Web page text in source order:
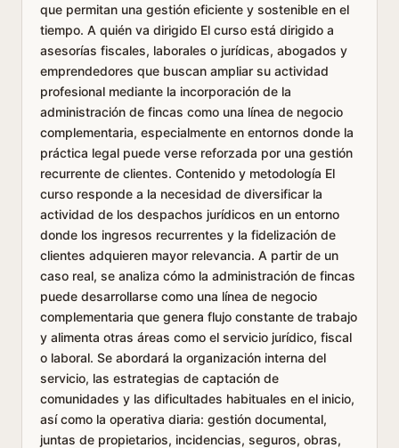
que permitan una gestión eficiente y sostenible en el
tiempo. A quién va dirigido El curso está dirigido a
asesorías fiscales, laborales o jurídicas, abogados y
emprendedores que buscan ampliar su actividad
profesional mediante la incorporación de la
administración de fincas como una línea de negocio
complementaria, especialmente en entornos donde la
práctica legal puede verse reforzada por una gestión
recurrente de clientes. Contenido y metodología El
curso responde a la necesidad de diversificar la
actividad de los despachos jurídicos en un entorno
donde los ingresos recurrentes y la fidelización de
clientes adquieren mayor relevancia. A partir de un
caso real, se analiza cómo la administración de fincas
puede desarrollarse como una línea de negocio
complementaria que genera flujo constante de trabajo
y alimenta otras áreas como el servicio jurídico, fiscal
o laboral. Se abordará la organización interna del
servicio, las estrategias de captación de
comunidades y las dificultades habituales en el inicio,
así como la operativa diaria: gestión documental,
juntas de propietarios, incidencias, seguros, obras,